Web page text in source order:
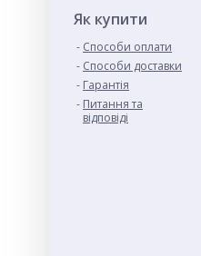
Як купити
Способи оплати
Cпособи доставки
Гарантія
Питання та
відповіді